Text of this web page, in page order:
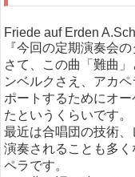
Friede auf Erden
『今回の定期演奏会
さて、この曲「難曲
ンベルクさえ、アカ
ポートするためにオ
たというくらいです。
最近は合唱団の技術
演奏されることも多
ペラです。